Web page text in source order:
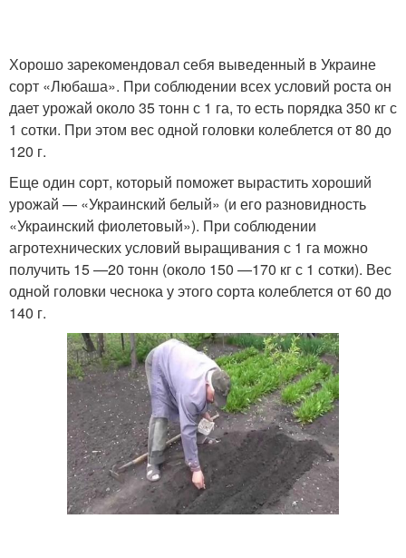
Хорошо зарекомендовал себя выведенный в Украине
сорт «Любаша». При соблюдении всех условий роста он
дает урожай около 35 тонн с 1 га, то есть порядка 350 кг с
1 сотки. При этом вес одной головки колеблется от 80 до
120 г.
Еще один сорт, который поможет вырастить хороший
урожай — «Украинский белый» (и его разновидность
«Украинский фиолетовый»). При соблюдении
агротехнических условий выращивания с 1 га можно
получить 15 —20 тонн (около 150 —170 кг с 1 сотки). Вес
одной головки чеснока у этого сорта колеблется от 60 до
140 г.